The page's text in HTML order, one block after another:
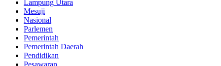
Lampung Utara
Mesuji
Nasional
Parlemen
Pemerintah
Pemerintah Daerah
Pendidikan